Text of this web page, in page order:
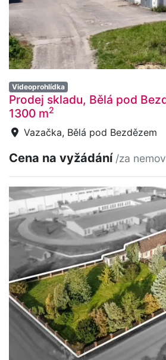
Videoprohlídka
Prodej skladu, Bělá pod
1300 m2
Vazačka, Bělá pod Bezdězem
Cena na vyžádání /za